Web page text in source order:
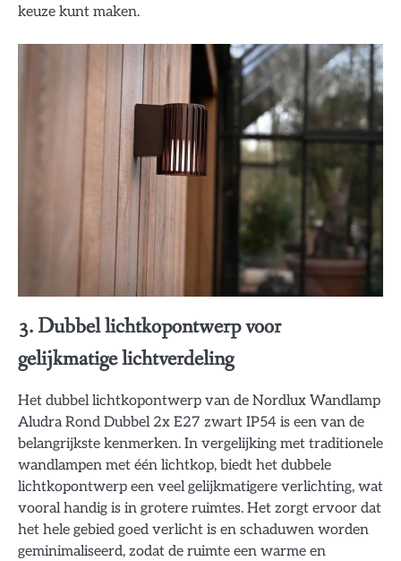
keuze kunt maken.
3. Dubbel lichtkopontwerp voor
gelijkmatige lichtverdeling
Het dubbel lichtkopontwerp van de Nordlux Wandlamp
Aludra Rond Dubbel 2x E27 zwart IP54 is een van de
belangrijkste kenmerken. In vergelijking met traditionele
wandlampen met één lichtkop, biedt het dubbele
lichtkopontwerp een veel gelijkmatigere verlichting, wat
vooral handig is in grotere ruimtes. Het zorgt ervoor dat
het hele gebied goed verlicht is en schaduwen worden
geminimaliseerd, zodat de ruimte een warme en